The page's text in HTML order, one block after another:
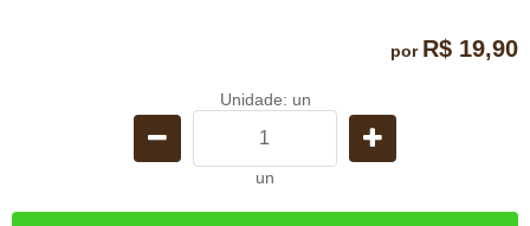
por R$ 19,90
Unidade: un
un